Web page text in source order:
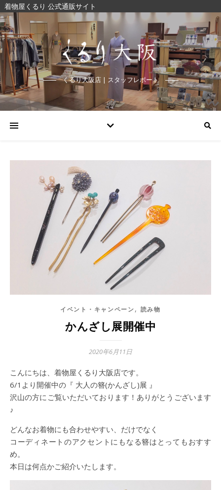
くるり大阪店 | スタッフレポート
イベント・キャンペーン, 読み物
かんざし展開催中
2020年6月11日
こんにちは、着物屋くるり大阪店です。
6/1より開催中の『 大人の簪(かんざし)展 』
沢山の方にご覧いただいております！ありがとうございます
♪
どんなお着物にも合わせやすい、だけでなく
コーディネートのアクセントにもなる簪はとってもおすす
め。
本日は何点かご紹介いたします。
着物屋くるり 公式通販サイト